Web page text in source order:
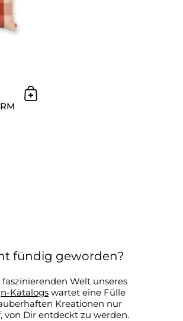
In den Warenkorb
fündig geworden?
faszinierenden Welt unseres
Katalogs wartet eine Fülle
Kreationen nur
von Dir entdeckt zu werden.